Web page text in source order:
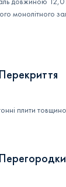
монолітного
Перекриття
плити
Перегородки